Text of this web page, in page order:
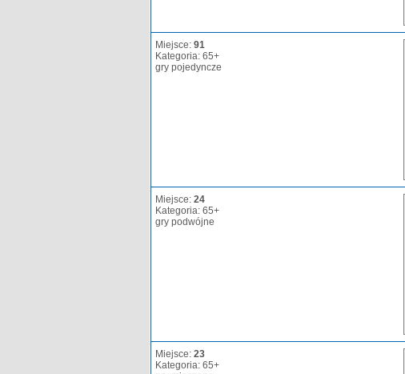
Miejsce: 91
Kategoria: 65+
gry pojedyncze
Miejsce: 24
Kategoria: 65+
gry podwójne
Miejsce: 23
Kategoria: 65+